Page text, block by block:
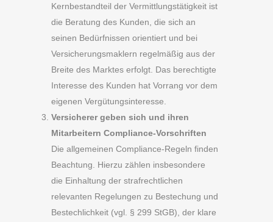
Kernbestandteil der Vermittlungstätigkeit ist
die Beratung des Kunden, die sich an
seinen Bedürfnissen orientiert und bei
Versicherungsmaklern regelmäßig aus der
Breite des Marktes erfolgt. Das berechtigte
Interesse des Kunden hat Vorrang vor dem
eigenen Vergütungsinteresse.
Versicherer geben sich und ihren
Mitarbeitern Compliance-Vorschriften
Die allgemeinen Compliance-Regeln finden
Beachtung. Hierzu zählen insbesondere
die Einhaltung der strafrechtlichen
relevanten Regelungen zu Bestechung und
Bestechlichkeit (vgl. § 299 StGB), der klare